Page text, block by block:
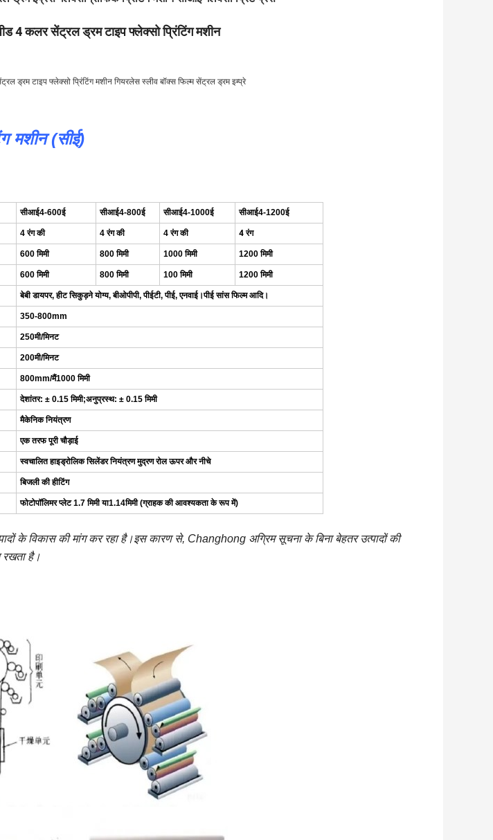
4 कलर सेंट्रल ड्रम टाइप फ्लेक्सो प्रिंटिंग मशीन
ड्रम टाइप फ्लेक्सो प्रिंटिंग मशीन गियरलेस स्लीव बॉक्स फिल्म सेंट्रल ड्रम इम्प्रे
मशीन (सीई)
सीआई4-600ई सीआई4-800ई सीआई4-1000ई सीआई4-1200ई
4 रंग की 4 रंग की 4 रंग की 4 रंग
600 मिमी 800 मिमी 1000 मिमी 1200 मिमी
600 मिमी 800 मिमी 100 मिमी 1200 मिमी
बेबी डायपर, हीट सिकुड़ने योग्य, बीओपीपी, पीईटी, पीई, एनवाई।पीई सांस फिल्म आदि।
350-800mm
250मी/मिनट
200मी/मिनट
800mm/मैं1000 मिमी
देशांतर: ± 0.15 मिमी;अनुप्रस्थ: ± 0.15 मिमी
मैकेनिक नियंत्रण
एक तरफ पूरी चौड़ाई
स्वचालित हाइड्रोलिक सिलेंडर नियंत्रण मुद्रण रोल ऊपर और नीचे
बिजली की हीटिंग
फोटोपॉलिमर प्लेट 1.7 मिमी या1.14मिमी (ग्राहक की आवश्यकता के रूप में)
के विकास की मांग कर रहा है।इस कारण से, Changhong अग्रिम सूचना के बिना बेहतर उत्पादों की
रखता है।